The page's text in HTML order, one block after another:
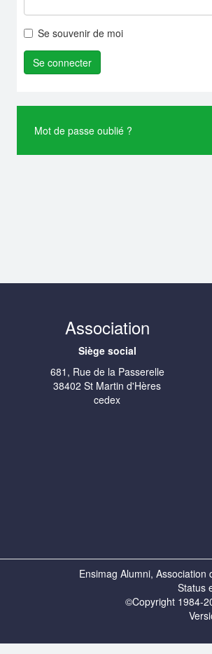
Se souvenir de moi
Mot de passe oublié ?
Association
Siège social
681, Rue de la Passerelle
38402 St Martin d'Hères
cedex
Ensimag Alumni,
Status
©Copyright 1984-